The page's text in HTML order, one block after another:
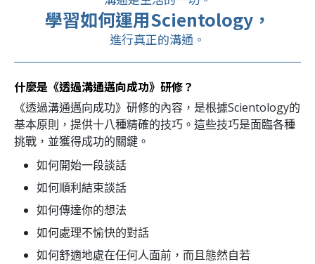
學習如何運用Scientology，
進行真正的溝通。
什麼是《透過溝通邁向成功》研修？
《透過溝通邁向成功》研修的內容，是根據Scientology的
基本原則，提供十八種精確的技巧。這些技巧是面臨各種
挑戰，並獲得成功的關鍵。
如何開始一段談話
如何順利結束談話
如何傳達你的想法
如何處理不愉快的對話
如何舒適地處在任何人面前，而且態然自若